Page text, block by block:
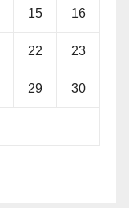
15 16
22 23
29 30